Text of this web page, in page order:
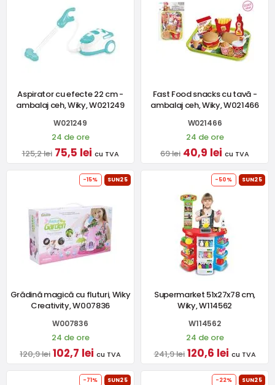
Aspirator cu efecte 22 cm -
ambalaj ceh, Wiky, W021249
W021249
24 de ore
125,2 lei 75,5 lei cu TVA
Fast Food snacks cu tavă -
ambalaj ceh, Wiky, W021466
W021466
24 de ore
69 lei 40,9 lei cu TVA
-15% SUN25
Grădină magică cu fluturi, Wiky
Creativity, W007836
W007836
24 de ore
120,9 lei 102,7 lei cu TVA
-50% SUN25
Supermarket 51x27x78 cm,
Wiky, W114562
W114562
24 de ore
241,9 lei 120,6 lei cu TVA
-71% SUN25 -22% SUN25